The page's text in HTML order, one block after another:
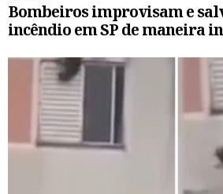
Bombeiros improvisam e
incêndio em SP de maneira